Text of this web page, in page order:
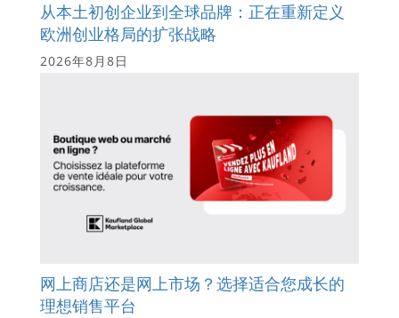
从本土初创企业到全球品牌：正在重新定义
欧洲创业格局的扩张战略
2026年8月8日
网上商店还是网上市场？选择适合您成长的
理想销售平台